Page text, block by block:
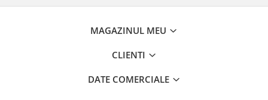
MAGAZINUL MEU
CLIENTI
DATE COMERCIALE